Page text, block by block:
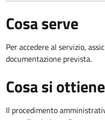
Cosa serve
Per accedere al servizio,
documentazione prevista.
Cosa si ottiene
Il procedimento